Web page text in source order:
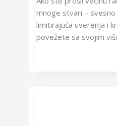
mnoge stvari –
limitirajuća uverenja i
povežete sa svojim